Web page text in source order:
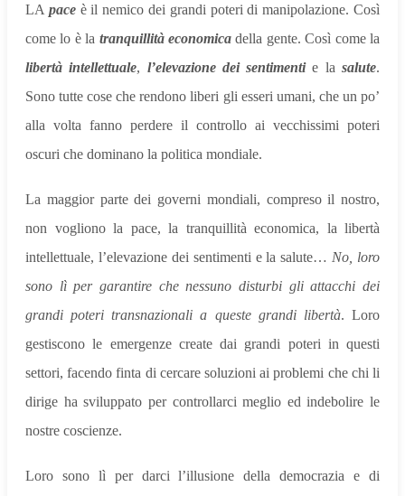
LA paceè il nemico dei grandi poteri di manipolazione. Così
come lo è la tranquillità economica della gente. Così come la
libertà intellettuale, l’elevazione dei sentimentie lasalute.
Sono tutte cose che rendono liberi gli esseri umani, che un po’
alla volta fanno perdere il controllo ai vecchissimi poteri
oscuri che dominano la politica mondiale.
La maggior parte dei governi mondiali, compreso il nostro,
non vogliono la pace, la tranquillità economica, la libertà
intellettuale, l’elevazione dei sentimenti e la salute… No, loro
sono lì per garantire che nessuno disturbi gli attacchi dei
grandi poteritransnazionali a queste grandi libertà. Loro
gestiscono le emergenze create dai grandi poteri in questi
settori, facendo finta di cercare soluzioni ai problemi che chi li
dirige ha sviluppato per controllarci meglio ed indebolire le
nostre coscienze.
Loro sono lì per darci l’illusione della democrazia e di